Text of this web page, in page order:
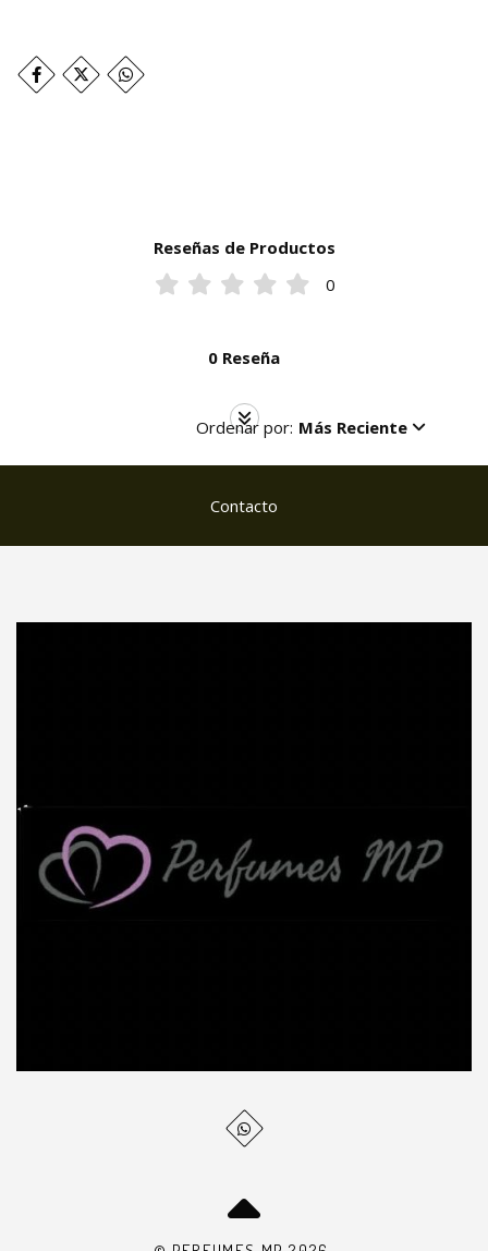
Reseñas de Productos
0
0 Reseña
Ordenar por: Más Reciente
Contacto